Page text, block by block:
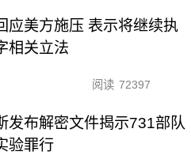
应美方施压 表示将继续执
相关立法
阅读 72397
发布解密文件揭示731部队
验罪行